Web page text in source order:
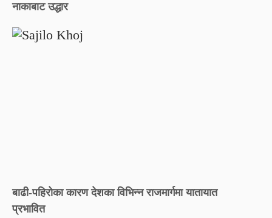
नाकाबाट उद्धार
बाढी-पहिरोका कारण देशका विभिन्न राजमार्गमा यातायात
प्रभावित